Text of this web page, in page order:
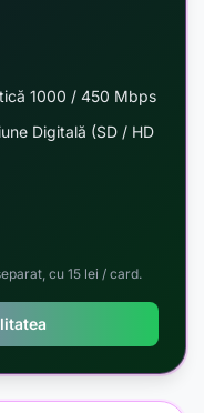
1000 / 450 Mbps
Digitală (SD / HD
cu 15 lei / card.